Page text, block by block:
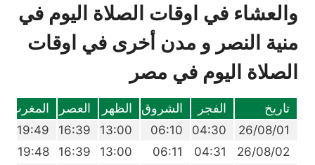
والعشاء في اوقات الصلاة اليوم في
منية النصر و مدن أخرى في اوقات
الصلاة اليوم في مصر
تاريخ الفجر الشروق الظهر العصر المغرب
26/08/01
04:30
06:10
13:00
16:39
19:49
26/08/02
04:31
06:11
13:00
16:39
19:48